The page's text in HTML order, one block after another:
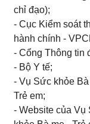
chỉ đạo);
- Cục Kiểm soát
hành chính -
- Cổng Thôngtin
- Bộ Y tế;
- Vụ Sức khỏe Bà
Trẻ em;
- Website của Vụ